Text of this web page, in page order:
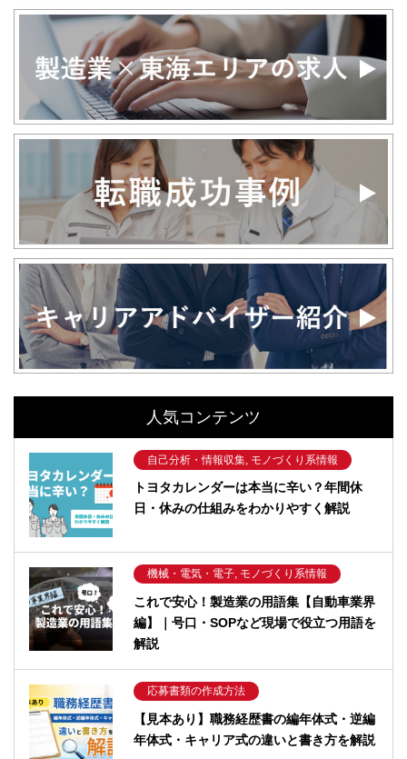
人気コンテンツ
自己分析・情報収集, モノづくり系情報
トヨタカレンダーは本当に辛い？年間休
日・休みの仕組みをわかりやすく解説
機械・電気・電子, モノづくり系情報
これで安心！製造業の用語集【自動車業界
編】｜号口・SOPなど現場で役立つ用語を
解説
応募書類の作成方法
【見本あり】職務経歴書の編年体式・逆編
年体式・キャリア式の違いと書き方を解説